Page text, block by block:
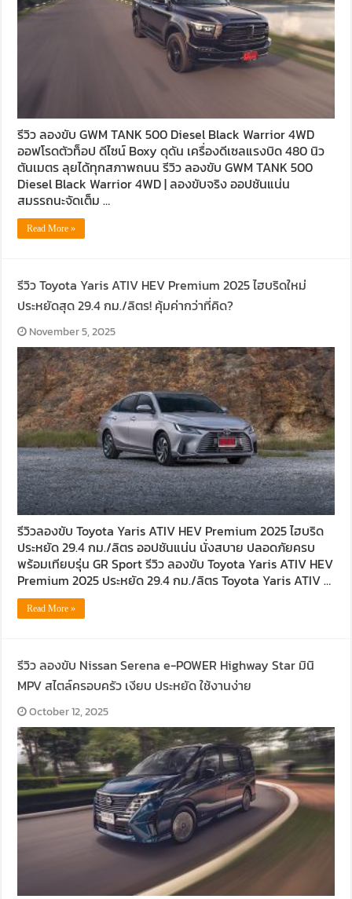
รีวิว ลองขับ GWM TANK 500 Diesel Black Warrior 4WD
ออฟโรดตัวท็อป ดีไซน์ Boxy ดุดัน เครื่องดีเซลแรงบิด 480 นิว
ตันเมตร ลุยได้ทุกสภาพถนน รีวิว ลองขับ GWM TANK 500
Diesel Black Warrior 4WD | ลองขับจริง ออปชันแน่น
สมรรถนะจัดเต็ม …
Read More »
รีวิว Toyota Yaris ATIV HEV Premium 2025 ไฮบริดใหม่
ประหยัดสุด 29.4 กม./ลิตร! คุ้มค่ากว่าที่คิด?
November 5, 2025
รีวิวลองขับ Toyota Yaris ATIV HEV Premium 2025 ไฮบริด
ประหยัด 29.4 กม./ลิตร ออปชันแน่น นั่งสบาย ปลอดภัยครบ
พร้อมเทียบรุ่น GR Sport รีวิว ลองขับ Toyota Yaris ATIV HEV
Premium 2025 ประหยัด 29.4 กม./ลิตร Toyota Yaris ATIV …
Read More »
รีวิว ลองขับ Nissan Serena e-POWER Highway Star มินิ
MPV สไตล์ครอบครัว เงียบ ประหยัด ใช้งานง่าย
October 12, 2025